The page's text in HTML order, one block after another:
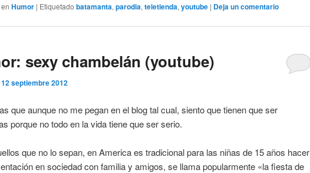
Humor | Etiquetado batamanta, parodia, teletienda, youtube | Deja un comentario
sexy chambelán (youtube)
12 septiembre 2012
que aunque no me pegan en el blog tal cual, siento que tienen que ser
porque no todo en la vida tiene que ser serio.
que no lo sepan, en America es tradicional para las niñas de 15 años hacer
en sociedad con familia y amigos, se llama popularmente «la fiesta de